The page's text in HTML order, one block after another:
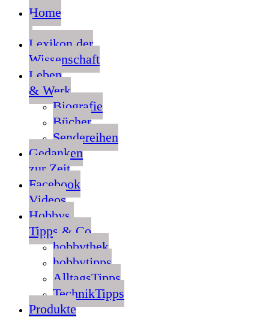
Home
Lexikon der
Wissenschaft
Leben
& Werk
Biografie
Bücher
Sendereihen
Gedanken
zur Zeit
Facebook
Videos
Hobbys,
Tipps & Co
hobbythek
hobbytipps
AlltagsTipps
TechnikTipps
Produkte